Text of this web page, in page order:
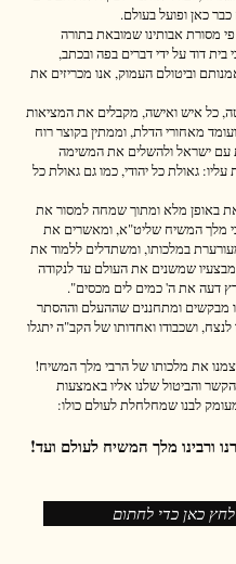
כאן ופועל בעולם.
מסורת אבותינו שמובאת בתורה
דוד על ידי דברים בפה ובכתב,
וביטולם העמוק, אנו מכריזים את
כל איש ואישה, מקבלים את המציאות
מאחורי הדלת, וממתין בקוצר רוח
עם ישראל ולהשלים את המשימה
גאולת כל יהודי, כמו גם גאולת כל
באופן מלא ומתוך שמחה למסור את
מלך המשיח שליט"א, ומאשרים את
במלכותו, ומשתדלים ללמוד את
שמשנים את העולם עד לנקודה
דעה את ה' כמים לים מכסים".
מבקשים ומתחננים שההעלם וההסתר
ושכבודו ואחדותו של הקב"ה יתגלו
את מלכותו של הרבי מלך המשיח!
והביטול שלנו אליו באמצעות
לבנו שמחלחלת לעולם כולו:
ורבינו מלך המשיח לעולם ועד!
לחץ כאן כדי לחתום